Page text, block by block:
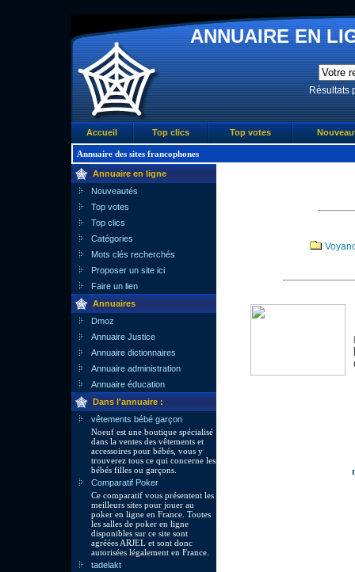
ANNUAIRE EN
Résultats
Accueil Top clics Top votes
Annuaire des sites francophones
Annuaire en ligne
Nouveautés
Top votes
Top clics
Catégories
Mots clés recherchés
Proposer un site ici
Faire un lien
Annuaires
Dmoz
Annuaire Justice
Annuaire dictionnaires
Annuaire administration
Annuaire éducation
Dans l'annuaire :
vêtements bébé garçon
Noeuf est une boutique spécialisé
dans la ventes des vêtements et
accessoires pour bébés, vous y
trouverez tous ce qui concerne les
bébés filles ou garçons.
Comparatif Poker
Ce comparatif vous présentent les
meilleurs sites pour jouer au
poker en ligne en France. Toutes
les salles de poker en ligne
disponibles sur ce site sont
agréées ARJEL et sont donc
autorisées légalement en France.
tadelakt